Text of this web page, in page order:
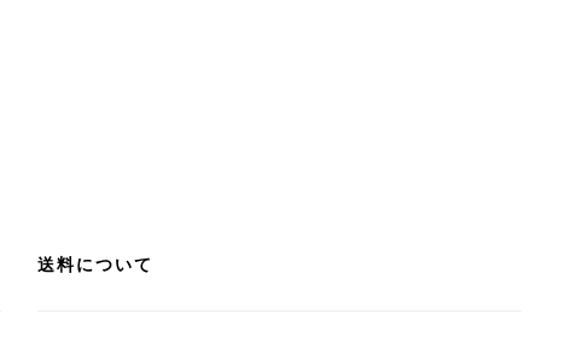
送料について